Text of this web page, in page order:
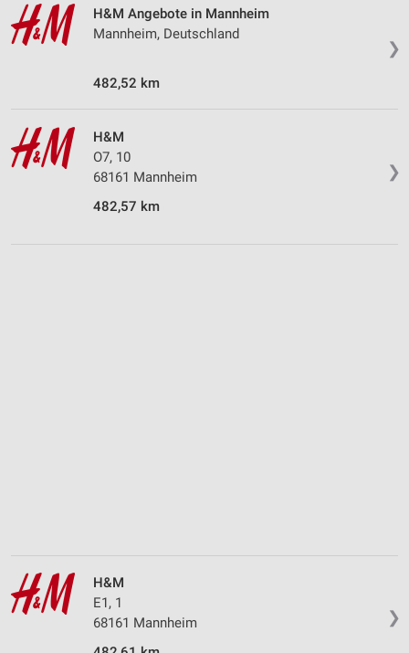
❯
H&M Angebote in Mannheim
Mannheim, Deutschland
482,52 km
❯
H&M
O7, 10
68161 Mannheim
482,57 km
❯
H&M
E1, 1
68161 Mannheim